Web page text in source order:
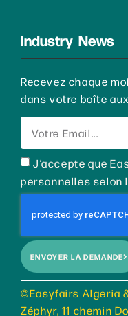
Industry News
Recevez chaque
dans votre boîte
J’accepte que
personnelles selon
ENVOYER LA DEMANDE
©Easyfairs Algeria
Zéphyr, 11 chemin